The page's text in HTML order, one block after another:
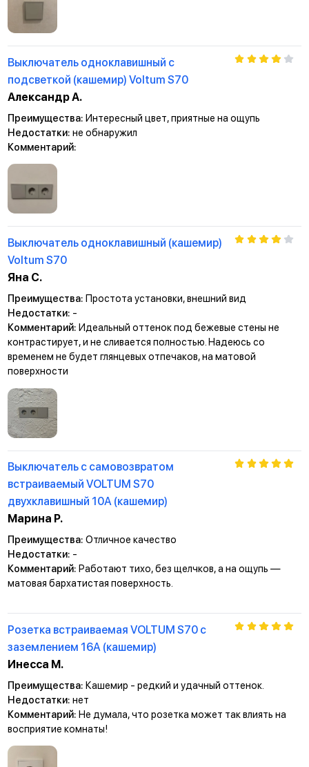
Выключатель одноклавишный с
подсветкой (кашемир) Voltum S70
Александр А.
Преимущества: Интересный цвет, приятные на ощупь
Недостатки: не обнаружил
Комментарий:
Выключатель одноклавишный (кашемир)
Voltum S70
Яна С.
Преимущества: Простота установки, внешний вид
Недостатки: -
Комментарий: Идеальный оттенок под бежевые стены не
контрастирует, и не сливается полностью. Надеюсь со
временем не будет глянцевых отпечаков, на матовой
поверхности
Выключатель с самовозвратом
встраиваемый VOLTUM S70
двухклавишный 10А (кашемир)
Марина Р.
Преимущества: Отличное качество
Недостатки: -
Комментарий: Работают тихо, без щелчков, а на ощупь —
матовая бархатистая поверхность.
Розетка встраиваемая VOLTUM S70 с
заземлением 16А (кашемир)
Инесса М.
Преимущества: Кашемир - редкий и удачный оттенок.
Недостатки: нет
Комментарий: Не думала, что розетка может так влиять на
восприятие комнаты!